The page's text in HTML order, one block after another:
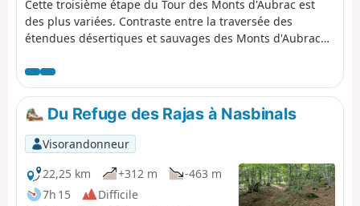
Cette troisième étape du Tour des Monts d'Aubrac est
des plus variées. Contraste entre la traversée des
étendues désertiques et sauvages des Monts d'Aubrac
Domaniale d'Aubrac et de la Réserve des Tourbières
ensuite. Depuis le Buron des Rajas, isolé à 1300 m
d'altitude, l'étape se termine dans le petit bourg de
Saint-Chély-d'Aubrac, au fond de la vallée de la Boralde
de Saint-Chély, 500 m plus bas.
Du Refuge des Rajas à Nasbinals
Visorandonneur
22,25 km
+312 m
-463 m
7h 15
Difficile